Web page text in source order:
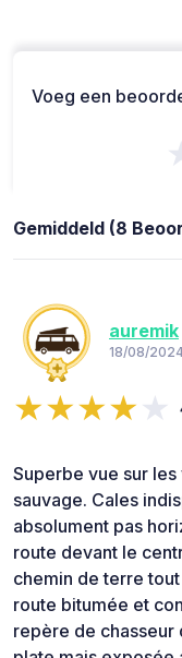
Voeg een
Gemiddeld (8
auremik
18/08/
Superbe vue sur
sauvage. Cales
absolument pas
route devant le
chemin de terre
route bitumée et
repère de